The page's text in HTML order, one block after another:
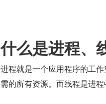
什么是进程、
进程就是一个应用程序的工
需的所有资源。而线程是进